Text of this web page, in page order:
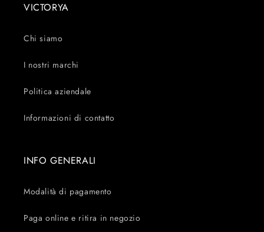
VICTORYA
Chi siamo
I nostri marchi
Politica aziendale
Informazioni di contatto
INFO GENERALI
Modalità di pagamento
Paga online e ritira in negozio